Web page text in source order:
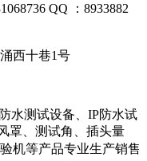
QQ ：8933882
西十巷1号
水测试设备、IP防水试
罩、测试角、插头量
机等产品专业生产销售